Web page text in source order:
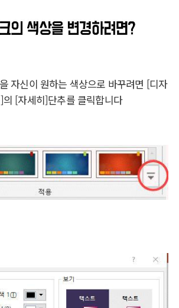
자신이 원하는 색상으로 바꾸려면 [디자
[자세히]단추를 클릭합니다